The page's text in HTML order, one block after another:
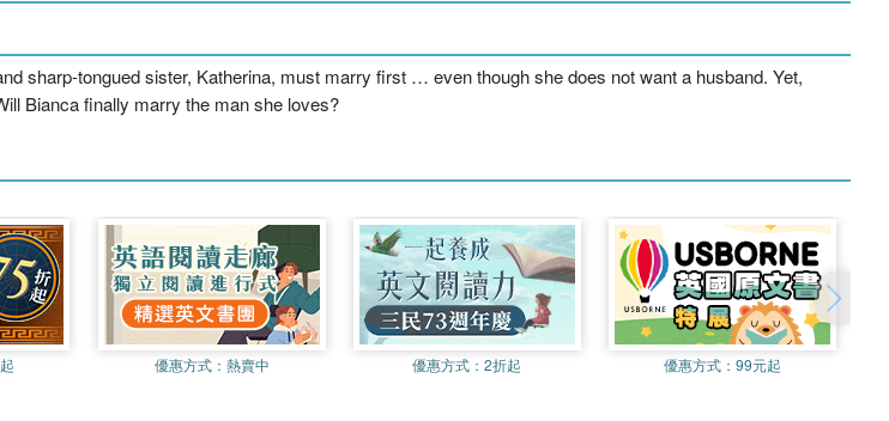
sharp-tongued sister, Katherina, must marry first … even though she does not want a husband. Yet,
Bianca finally marry the man she loves?
優惠方式： 熱賣中 優惠方式：2折起 優惠方式：99元起